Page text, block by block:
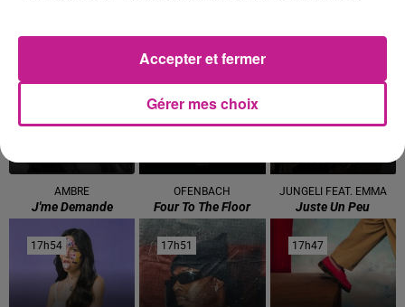
AMBRE
J'me Demande
OFENBACH
Four To The Floor
JUNGELI FEAT. EMMA
Juste Un Peu
17h54
17h54 17h51
17h51 17h47
17h47
Gérer mes choix
Accepter et fermer